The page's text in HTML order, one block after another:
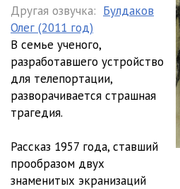
Другая озвучка: Булдаков
Олег (2011 год)
В семье ученого,
разработавшего устройство
для телепортации,
разворачивается страшная
трагедия.
Рассказ 1957 года, ставший
прообразом двух
знаменитых экранизаций